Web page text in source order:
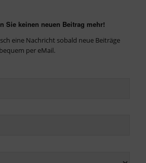
Sie keinen neuen Beitrag mehr!
eine Nachricht sobald neue Beiträge
per eMail.